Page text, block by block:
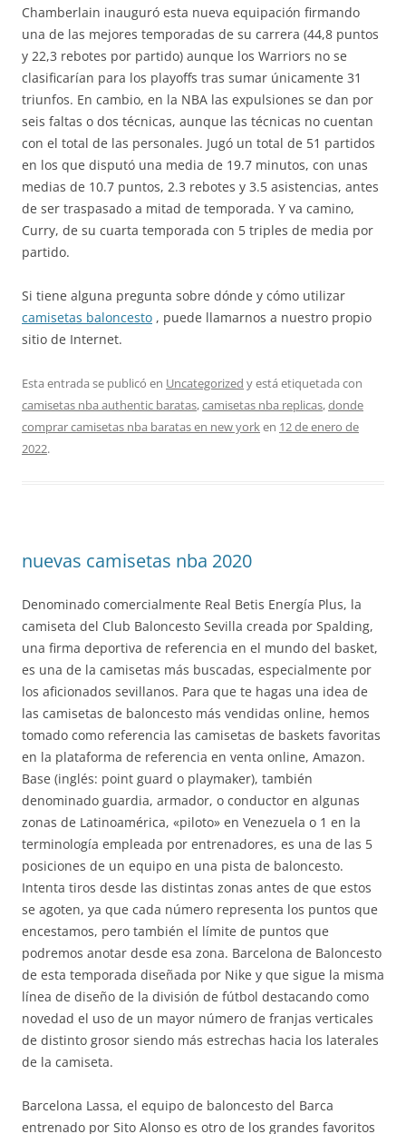
Chamberlain inauguró esta nueva equipación firmando
una de las mejores temporadas de su carrera (44,8 puntos
y 22,3 rebotes por partido) aunque los Warriors no se
clasificarían para los playoffs tras sumar únicamente 31
triunfos. En cambio, en la NBA las expulsiones se dan por
seis faltas o dos técnicas, aunque las técnicas no cuentan
con el total de las personales. Jugó un total de 51 partidos
en los que disputó una media de 19.7 minutos, con unas
medias de 10.7 puntos, 2.3 rebotes y 3.5 asistencias, antes
de ser traspasado a mitad de temporada. Y va camino,
Curry, de su cuarta temporada con 5 triples de media por
partido.
Si tiene alguna pregunta sobre dónde y cómo utilizar
camisetas baloncesto , puede llamarnos a nuestro propio
sitio de Internet.
Esta entrada se publicó en Uncategorized y está etiquetada con
camisetas nba authentic baratas,camisetas nba replicas,donde
comprar camisetas nba baratas en new yorken 12 de enero de
2022.
nuevas camisetas nba 2020
Denominado comercialmente Real Betis Energía Plus, la
camiseta del Club Baloncesto Sevilla creada por Spalding,
una firma deportiva de referencia en el mundo del basket,
es una de la camisetas más buscadas, especialmente por
los aficionados sevillanos. Para que te hagas una idea de
las camisetas de baloncesto más vendidas online, hemos
tomado como referencia las camisetas de baskets favoritas
en la plataforma de referencia en venta online, Amazon.
Base (inglés: point guard o playmaker), también
denominado guardia, armador, o conductor en algunas
zonas de Latinoamérica, «piloto» en Venezuela o 1 en la
terminología empleada por entrenadores, es una de las 5
posiciones de un equipo en una pista de baloncesto.
Intenta tiros desde las distintas zonas antes de que estos
se agoten, ya que cada número representa los puntos que
encestamos, pero también el límite de puntos que
podremos anotar desde esa zona. Barcelona de Baloncesto
de esta temporada diseñada por Nike y que sigue la misma
línea de diseño de la división de fútbol destacando como
novedad el uso de un mayor número de franjas verticales
de distinto grosor siendo más estrechas hacia los laterales
de la camiseta.
Barcelona Lassa, el equipo de baloncesto del Barca
entrenado por Sito Alonso es otro de los grandes favoritos